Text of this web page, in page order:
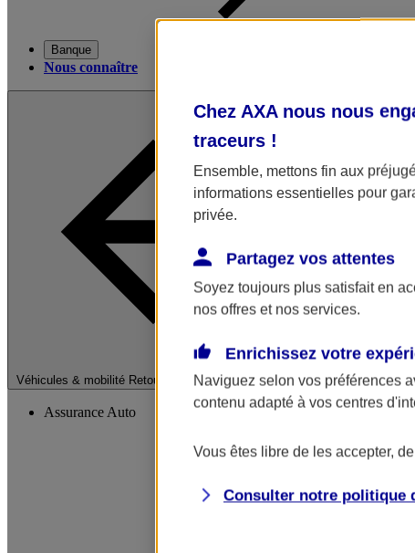
Banque
Nous connaître
Véhicules & mobilité Retour à la section précédente
Fermer le menu
Assurance Auto
Chez AXA nous nous
traceurs !
Ensemble, mettons fin aux
informations essentielles pour
privée.
Partagez vos attentes
Soyez toujours plus satisfait en
nos offres et nos services.
Enrichissez votre
Naviguez selon vos préférences
contenu adapté à vos centres
Vous êtes libre de les accepter,
Consulter notre politique